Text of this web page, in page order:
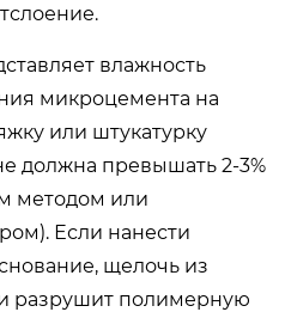
влажность
микроцемента на
или штукатурку
должна превышать 2-3%
методом или
Если нанести
щелочь из
разрушит полимерную